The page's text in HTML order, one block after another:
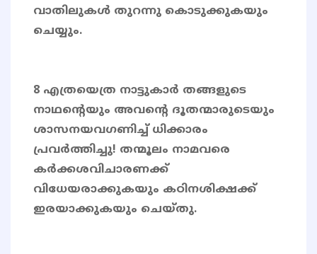
വാതിലുകൾ തുറന്നു കൊടുക്കുകയും
ചെയ്യും.
8 എത്രയെത്ര നാട്ടുകാര്‍ തങ്ങളുടെ
നാഥന്റെയും അവന്റെ ദൂതന്മാരുടെയും
ശാസനയവഗണിച്ച് ധിക്കാരം
പ്രവര്‍ത്തിച്ചു! തന്മൂലം നാമവരെ
കര്‍ക്കശവിചാരണക്ക്
വിധേയരാക്കുകയും കഠിനശിക്ഷക്ക്
ഇരയാക്കുകയും ചെയ്തു.